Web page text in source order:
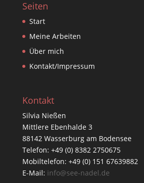
Seiten
Start
Meine Arbeiten
Über mich
Kontakt/Impressum
Kontakt
Silvia Nießen
Mittlere Ebenhalde 3
88142 Wasserburg am Bodensee
Telefon: +49 (0) 8382 2750675
Mobiltelefon: +49 (0) 151 67639882
E-Mail: info@see-nadel.de